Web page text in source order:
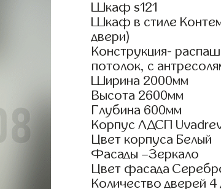
Шкаф s121
Шкаф в стиле
двери)
Конструкция-
потолок, с
Ширина 2000мм
Высота 2600мм
Глубина 600мм
Корпус ЛДСП
Цвет корпуса Белый
Фасады –Зеркало
Цвет фасада
Количество дверей 4